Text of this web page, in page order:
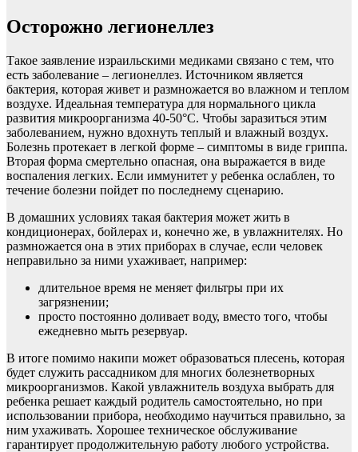
Осторожно легионеллез
Такое заявление израильскими медиками связано с тем, что
есть заболевание – легионеллез. Источником является
бактерия, которая живет и размножается во влажном и теплом
воздухе. Идеальная температура для нормального цикла
развития микроорганизма 40-50°С. Чтобы заразиться этим
заболеванием, нужно вдохнуть теплый и влажный воздух.
Болезнь протекает в легкой форме – симптомы в виде гриппа.
Вторая форма смертельно опасная, она выражается в виде
воспаления легких. Если иммунитет у ребенка ослаблен, то
течение болезни пойдет по последнему сценарию.
В домашних условиях такая бактерия может жить в
кондиционерах, бойлерах и, конечно же, в увлажнителях. Но
размножается она в этих приборах в случае, если человек
неправильно за ними ухаживает, например:
длительное время не меняет фильтры при их
загрязнении;
просто постоянно доливает воду, вместо того, чтобы
ежедневно мыть резервуар.
В итоге помимо накипи может образоваться плесень, которая
будет служить рассадником для многих болезнетворных
микроорганизмов. Какой увлажнитель воздуха выбрать для
ребенка решает каждый родитель самостоятельно, но при
использовании прибора, необходимо научиться правильно, за
ним ухаживать. Хорошее техническое обслуживание
гарантирует продолжительную работу любого устройства.